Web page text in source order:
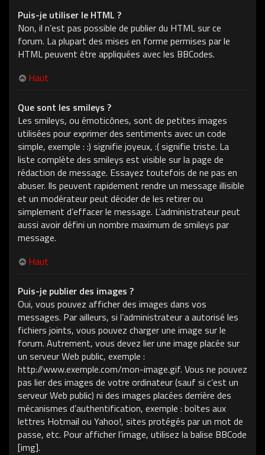
Puis-je utiliser le HTML ?
Non, il n’est pas possible de publier du HTML sur ce
forum. La plupart des mises en forme permises par le
HTML peuvent être appliquées avec les BBCodes.
Haut
Que sont les smileys ?
Les smileys, ou émoticônes, sont de petites images
utilisées pour exprimer des sentiments avec un code
simple, exemple : :) signifie joyeux, :( signifie triste. La
liste complète des smileys est visible sur la page de
rédaction de message. Essayez toutefois de ne pas en
abuser. Ils peuvent rapidement rendre un message illisible
et un modérateur peut décider de les retirer ou
simplement d’effacer le message. L’administrateur peut
aussi avoir défini un nombre maximum de smileys par
message.
Haut
Puis-je publier des images ?
Oui, vous pouvez afficher des images dans vos
messages. Par ailleurs, si l’administrateur a autorisé les
fichiers joints, vous pouvez charger une image sur le
forum. Autrement, vous devez lier une image placée sur
un serveur Web public, exemple :
http://www.exemple.com/mon-image.gif. Vous ne pouvez
pas lier des images de votre ordinateur (sauf si c’est un
serveur Web public) ni des images placées derrière des
mécanismes d’authentification, exemple : boîtes aux
lettres Hotmail ou Yahoo!, sites protégés par un mot de
passe, etc. Pour afficher l’image, utilisez la balise BBCode
[img].